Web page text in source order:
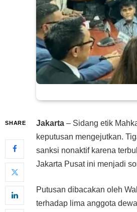
SHARE Jakarta – Sidang etik
keputusan mengejutkan.
sanksi nonaktif karena
Jakarta Pusat ini menjadi
Putusan dibacakan oleh
terhadap lima anggota